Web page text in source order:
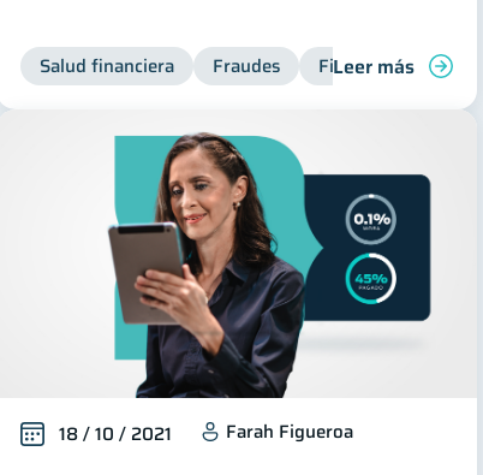
Salud financiera Fraudes Finanzas personales
Leer más
18 / 10 / 2021 Farah Figueroa